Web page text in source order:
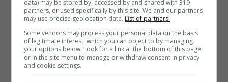
Le attività estive
Ti trovi in un’area vacanza perfetta per
tutte le attività estive, dal trekking alla
data) may be stored by, accessed by and shared with 319
partners, or used specifically by this site. We and our partners
may use precise geolocation data. List of partners.
Some vendors may process your personal data on the basis
of legitimate interest, which you can object to by managing
your options below. Look for a link at the bottom of this page
or in the site menu to manage or withdraw consent in privacy
and cookie settings.